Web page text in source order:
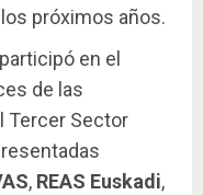
próximos años.
participó en el
de las
Tercer Sector
, REAS Euskadi,